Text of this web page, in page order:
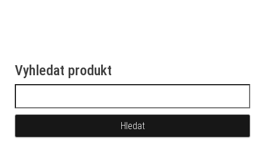
Vyhledat produkt